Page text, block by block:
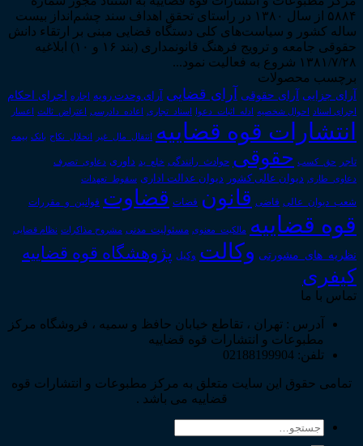
۵۸۸۴ از سال ۱۳۸۰ در راستای تحقق اهداف سند چشم‌انداز بیست
ساله کشور و سیاست‌های کلی دستگاه قضایی مبنی بر ارتقاء دانش
حقوقی جامعه و ترویج فرهنگ قانونمداری (بند ۱۶ و ۱۰) ابلاغیه
۱۳۸۱/۷/۲۸ شروع به فعالیت نمود...
برچسب محصولات
آرای جزایی آرای حقوقی آرای قضایی آرای وحدت رویه اجاره اجرای احکام
اجرای اسناد احوال شخصیه ادله_اثبات_دعوا اسناد_تجاری اعاده_دادرسی اعتراض_ثالث اعسار
انتشارات قوه قضاییه انتقال_مال_غیر انحلال_نکاح بانک بیمه
تاجر حق_کسب حقوقی حوادث_رانندگی خلع_ید داوری دعاوی_تصرف
دعاوی_طاری دیوان عالی کشور دیوان عدالت اداری سقوط_تعهدات
شعب_دیوان_عالی قاضی قانون قضات قضاوت قوانین_و_مقررات
قوه قضاییه مالکیت_معنوی مسئولیت_مدنی مشروح مذاکرات نظام قضایی
نظریه_های_مشورتی وکالت وکیل پژوهشگاه قوه قضاییه
کیفری
تماس با ما
آدرس : تهران ، تقاطع خیابان حافظ و سمیه ، فروشگاه مرکز
مطبوعات و انتشارات قوه قضاییه
تلفن: 02188199904
تمامی حقوق این سایت متعلق به مرکز مطبوعات و انتشارات قوه
قضاییه می باشد .
جستجو